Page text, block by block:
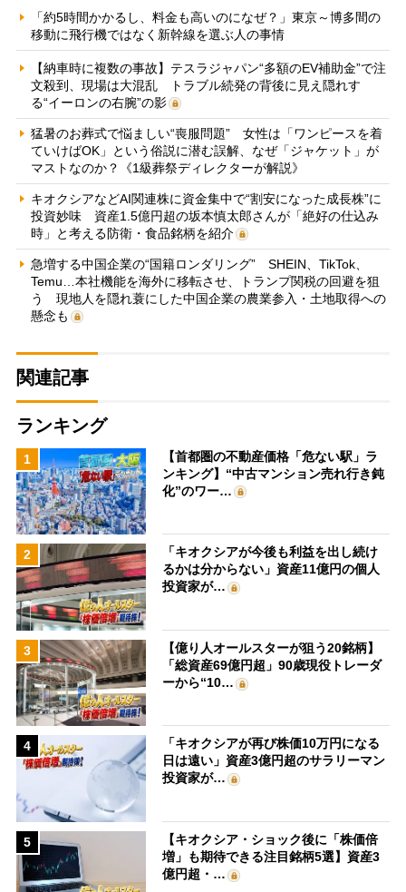
「約5時間かかるし、料金も高いのになぜ？」東京～博多間の
移動に飛行機ではなく新幹線を選ぶ人の事情
【納車時に複数の事故】テスラジャパン“多額のEV補助金”で注
文殺到、現場は大混乱 トラブル続発の背後に見え隠れす
る“イーロンの右腕”の影
猛暑のお葬式で悩ましい“喪服問題” 女性は「ワンピースを着
ていけばOK」という俗説に潜む誤解、なぜ「ジャケット」が
マストなのか？《1級葬祭ディレクターが解説》
キオクシアなどAI関連株に資金集中で“割安になった成長株”に
投資妙味 資産1.5億円超の坂本慎太郎さんが「絶好の仕込み
時」と考える防衛・食品銘柄を紹介
急増する中国企業の“国籍ロンダリング” SHEIN、TikTok、
Temu…本社機能を海外に移転させ、トランプ関税の回避を狙
う 現地人を隠れ蓑にした中国企業の農業参入・土地取得への
懸念も
関連記事
ランキング
1
【首都圏の不動産価格「危ない駅」ラ
ンキング】“中古マンション売れ行き鈍
化”のワー…
2
「キオクシアが今後も利益を出し続け
るかは分からない」資産11億円の個人
投資家が…
3
【億り人オールスターが狙う20銘柄】
「総資産69億円超」90歳現役トレーダ
ーから“10…
4
「キオクシアが再び株価10万円になる
日は遠い」資産3億円超のサラリーマン
投資家が…
5
【キオクシア・ショック後に「株価倍
増」も期待できる注目銘柄5選】資産3
億円超・…